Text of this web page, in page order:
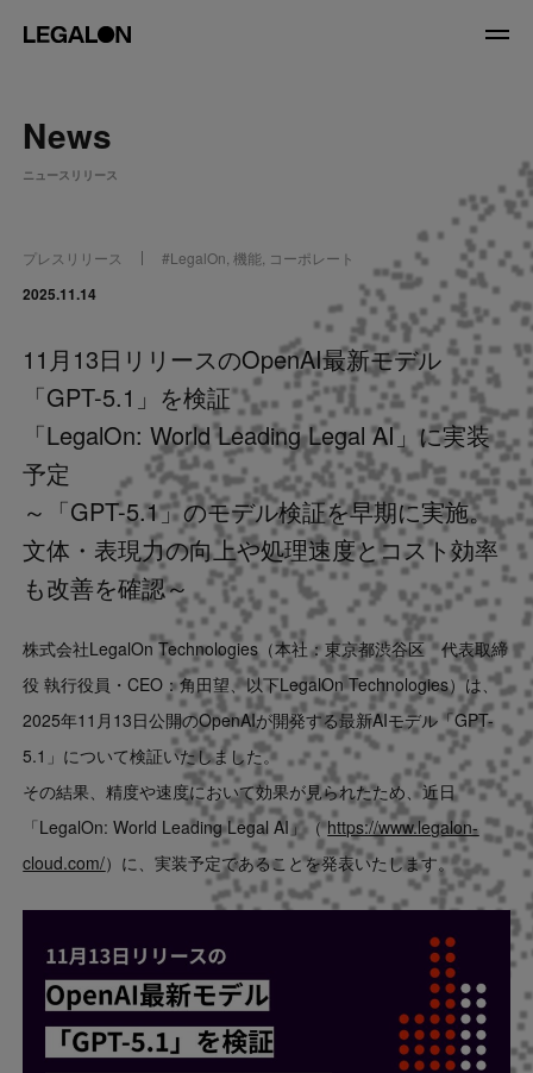
About
Service
News
Recruit
LegalOn Now
Contact
US website
News
ニュースリリース
プレスリリース #LegalOn ,機能 コーポレート
2025.11.14
11月13日リリースのOpenAI最新モデル
「GPT-5.1」を検証
「LegalOn: World Leading Legal AI」に実装
予定
～「GPT-5.1」のモデル検証を早期に実施。
文体・表現力の向上や処理速度とコスト効率
も改善を確認～
株式会社LegalOn Technologies（本社：東京都渋谷区 代表取締
役 執行役員・CEO：角田望、以下LegalOn Technologies）は、
2025年11月13日公開のOpenAIが開発する最新AIモデル「GPT-
5.1」について検証いたしました。
その結果、精度や速度において効果が見られたため、近日
「LegalOn: World Leading Legal AI」（ https://www.legalon-
cloud.com/）に、実装予定であることを発表いたします。